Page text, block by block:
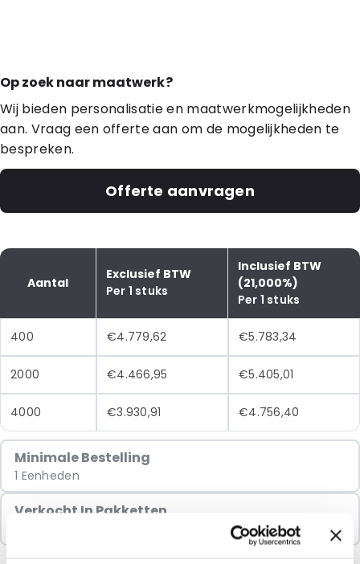
Op zoek naar maatwerk?
Wij bieden personalisatie en maatwerkmogelijkheden
aan. Vraag een offerte aan om de mogelijkheden te
bespreken.
Offerte aanvragen
Aantal
Exclusief BTW
Per 1 stuks
Inclusief BTW
(21,000%)
Per 1 stuks
400 €4.779,62 €5.783,34
2000 €4.466,95 €5.405,01
4000 €3.930,91 €4.756,40
Minimale Bestelling
1 Eenheden
Verkocht In Pakketten